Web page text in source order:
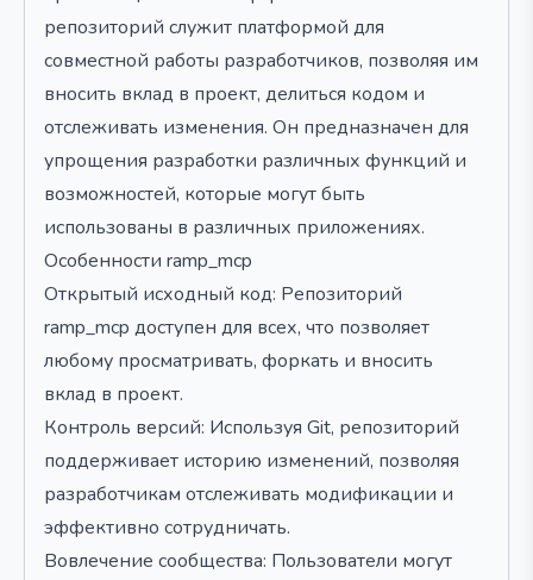
репозиторий служит платформой для
совместной работы разработчиков, позволяя им
вносить вклад в проект, делиться кодом и
отслеживать изменения. Он предназначен для
упрощения разработки различных функций и
возможностей, которые могут быть
использованы в различных приложениях.
Особенности ramp_mcp
Открытый исходный код: Репозиторий
ramp_mcp доступен для всех, что позволяет
любому просматривать, форкать и вносить
вклад в проект.
Контроль версий: Используя Git, репозиторий
поддерживает историю изменений, позволяя
разработчикам отслеживать модификации и
эффективно сотрудничать.
Вовлечение сообщества: Пользователи могут